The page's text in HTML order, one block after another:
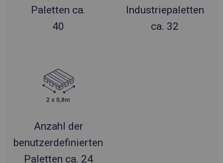
Paletten ca.
40
Industriepaletten
ca. 32
Anzahl der
benutzerdefinierten
Paletten ca. 24